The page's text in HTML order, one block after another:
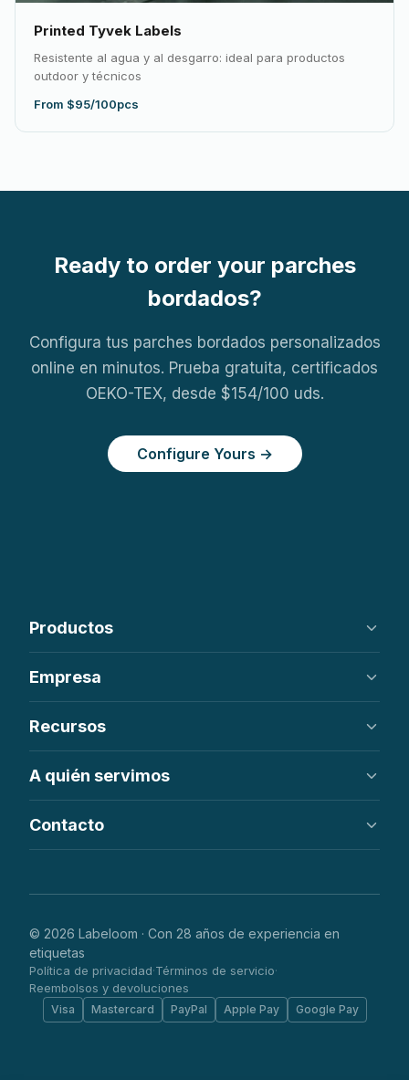
Printed Tyvek Labels
Resistente al agua y al desgarro: ideal para productos
outdoor y técnicos
From $95/100pcs
Ready to order your parches
bordados?
Configura tus parches bordados personalizados
online en minutos. Prueba gratuita, certificados
OEKO-TEX, desde $154/100 uds.
Configure Yours →
Productos
Etiquetas impresas
Parches
Etiquetas colgantes
Empresa
Cómo funciona
FAQ
Recursos
Pedir en línea
A quién servimos
Etsy y artesanía
Marcas de ropa
Streetwear y parches
Contacto
© 2026 Labeloom · Con 28 años de experiencia en
etiquetas
Política de privacidad·Términos de servicio·
Reembolsos y devoluciones
Visa Mastercard PayPal Apple Pay Google Pay